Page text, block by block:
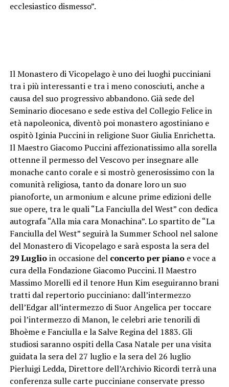
ecclesiastico dismesso”.
Il Monastero di Vicopelago è uno dei luoghi pucciniani
tra i più interessanti e tra i meno conosciuti, anche a
causa del suo progressivo abbandono. Già sede del
Seminario diocesano e sede estiva del Collegio Felice in
età napoleonica, diventò poi monastero agostiniano e
ospitò Iginia Puccini in religione Suor Giulia Enrichetta.
Il Maestro Giacomo Puccini affezionatissimo alla sorella
ottenne il permesso del Vescovo per insegnare alle
monache canto corale e si mostrò generosissimo con la
comunità religiosa, tanto da donare loro un suo
pianoforte, un armonium e alcune prime edizioni delle
sue opere, tra le quali “La Fanciulla del West” con dedica
autografa “Alla mia cara Monachina”. Lo spartito de “La
Fanciulla del West” seguirà la Summer School nel salone
del Monastero di Vicopelago e sarà esposta la sera del
29 Luglioin occasione del concerto per pianoe voce a
cura della Fondazione Giacomo Puccini. Il Maestro
Massimo Morelli ed il tenore Hun Kim eseguiranno brani
tratti dal repertorio pucciniano: dall’intermezzo
dell’Edgar all’intermezzo di Suor Angelica per toccare
poi l’intermezzo di Manon, le celebri arie tenorili di
Bhoème e Fanciulla e la Salve Regina del 1883. Gli
studiosi saranno ospiti della Casa Natale per una visita
guidata la sera del 27 luglio e la sera del 26 luglio
Pierluigi Ledda, Direttore dell’Archivio Ricordi terrà una
conferenza sulle carte pucciniane conservate presso